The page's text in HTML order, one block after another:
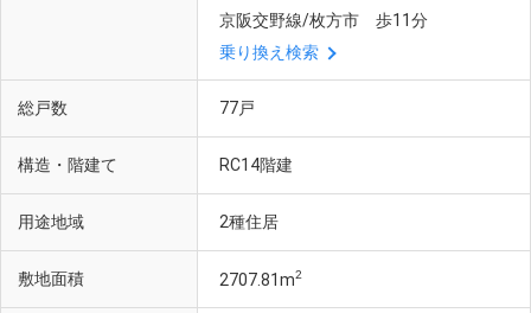
京阪交野線/枚方市 歩11分
乗り換え検索
総戸数 77戸
構造・階建て RC14階建
用途地域 2種住居
敷地面積 2707.81m2